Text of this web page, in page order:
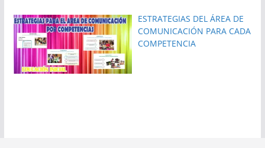
ESTRATEGIAS DEL ÁREA DE
COMUNICACIÓN PARA CADA
COMPETENCIA